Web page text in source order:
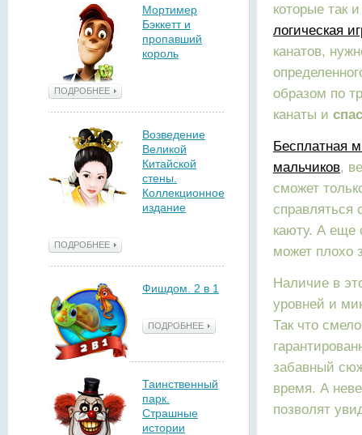
Мортимер
Бэккетт и
пропавший
король
ПОДРОБНЕЕ
Возведение
Великой
Китайской
стены.
Коллекционное
издание
ПОДРОБНЕЕ
Фишдом. 2 в 1
ПОДРОБНЕЕ
Таинственный
парк.
Страшные
истории
которые так
логическая
канатов,
образом по
канаты и
Бесплатная
мальчиков,
сможет
каюту. А еще
может плохо
Наличие в
уровней и
Так что
забавный
время. А
позволят